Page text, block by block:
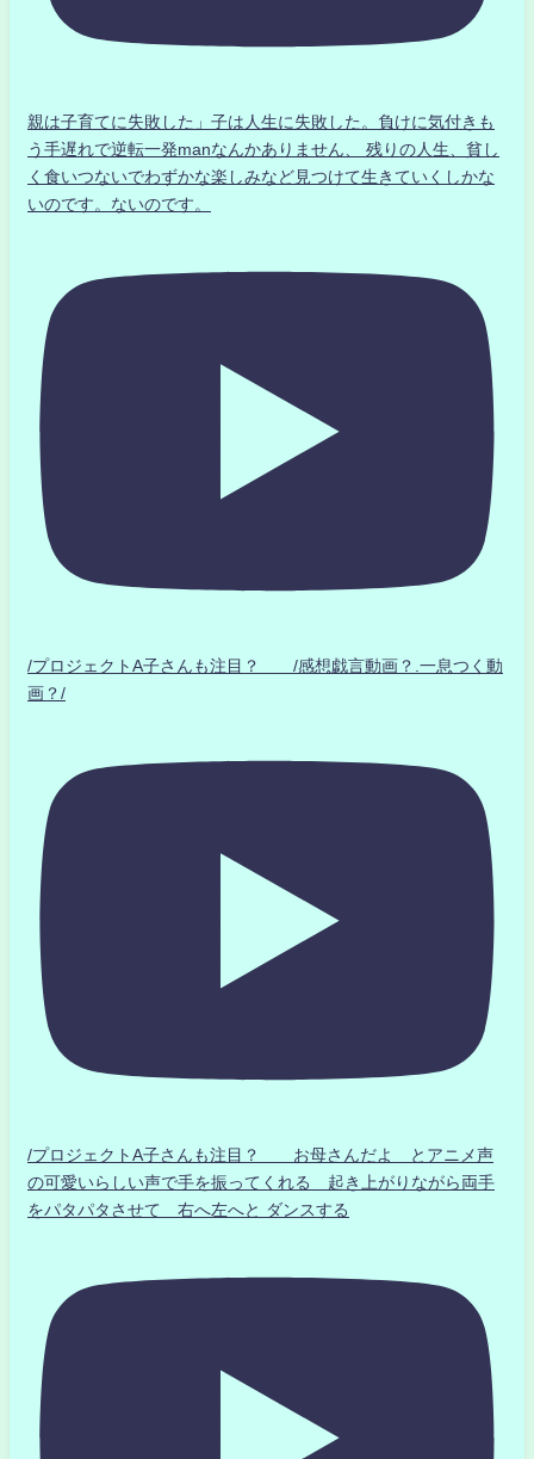
親は子育てに失敗した」子は人生に失敗した。負けに気付きも
う手遅れで逆転一発manなんかありません、 残りの人生、貧し
く食いつないでわずかな楽しみなど見つけて生きていくしかな
いのです。ないのです。
/プロジェクトA子さんも注目？ /感想戯言動画？.一息つく動
画？/
/プロジェクトA子さんも注目？ お母さんだよ とアニメ声
の可愛いらしい声で手を振ってくれる 起き上がりながら両手
をパタパタさせて 右へ左へと ダンスする